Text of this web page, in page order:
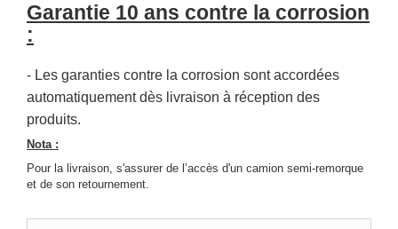
Garantie 10 ans contre la corrosion
:
- Les garanties contre la corrosion sont accordées
automatiquement dès livraison à réception des
produits.
Nota :
Pour la livraison, s'assurer de l’accès d'un camion semi-remorque
et de son retournement.